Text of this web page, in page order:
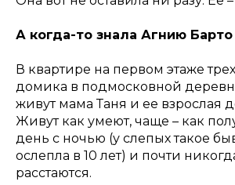
А когда-то знала Агнию Барто
В квартире на первом этаже
домика в подмосковной
живут мама Таня и ее взрослая
Живут как умеют, чаще – как
день с ночью (у слепых такое
ослепла в 10 лет) и почти
расстаются.